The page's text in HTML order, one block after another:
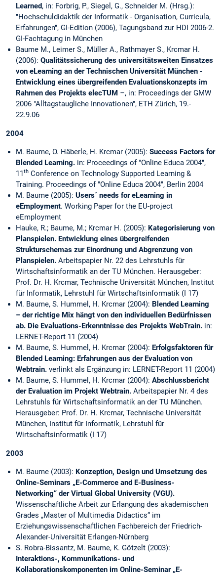
Learned, in: Forbrig, P., Siegel, G., Schneider M. (Hrsg.):
"Hochschuldidaktik der Informatik - Organisation, Curricula,
Erfahrungen", GI-Edition (2006), Tagungsband zur HDI 2006-2.
GI-Fachtagung in München
Baume M., Leimer S., Müller A., Rathmayer S., Krcmar H.
(2006): Qualitätssicherung des universitätsweiten Einsatzes
von eLearning an der Technischen Universität München -
Entwicklung eines übergreifenden Evaluationskonzepts im
Rahmen des Projekts elecTUM –, in: Proceedings der GMW
2006 "Alltagstaugliche Innovationen", ETH Zürich, 19.-
22.9.06
2004
M. Baume, O. Häberle, H. Krcmar (2005): Success Factors for
Blended Learning. in: Proceedings of "Online Educa 2004",
11th Conference on Technology Supported Learning &
Training. Proceedings of "Online Educa 2004", Berlin 2004
M. Baume (2005): Users´ needs for eLearning in
eEmployment. Working Paper for the EU-project
eEmployment
Hauke, R.; Baume, M.; Krcmar H. (2005): Kategorisierung von
Planspielen. Entwicklung eines übergreifenden
Strukturschemas zur Einordnung und Abgrenzung von
Planspielen. Arbeitspapier Nr. 22 des Lehrstuhls für
Wirtschaftsinformatik an der TU München. Herausgeber:
Prof. Dr. H. Krcmar, Technische Universität München, Institut
für Informatik, Lehrstuhl für Wirtschaftsinformatik (I 17)
M. Baume, S. Hummel, H. Krcmar (2004): Blended Learning
– der richtige Mix hängt von den individuellen Bedürfnissen
ab. Die Evaluations-Erkenntnisse des Projekts WebTrain. in:
LERNET-Report 11 (2004)
M. Baume, S. Hummel, H. Krcmar (2004): Erfolgsfaktoren für
Blended Learning: Erfahrungen aus der Evaluation von
Webtrain. verlinkt als Ergänzung in: LERNET-Report 11 (2004)
M. Baume, S. Hummel, H. Krcmar (2004): Abschlussbericht
der Evaluation im Projekt Webtrain. Arbeitspapier Nr. 4 des
Lehrstuhls für Wirtschaftsinformatik an der TU München.
Herausgeber: Prof. Dr. H. Krcmar, Technische Universität
München, Institut für Informatik, Lehrstuhl für
Wirtschaftsinformatik (I 17)
2003
M. Baume (2003): Konzeption, Design und Umsetzung des
Online-Seminars „E-Commerce and E-Business-
Networking“ der Virtual Global University (VGU).
Wissenschaftliche Arbeit zur Erlangung des akademischen
Grades „Master of Multimedia Didactics“ im
Erziehungswissenschaftlichen Fachbereich der Friedrich-
Alexander-Universität Erlangen-Nürnberg
S. Robra-Bissantz, M. Baume, K. Götzelt (2003):
Interaktions-, Kommunikations- und
Kollaborationskomponenten im Online-Seminar „E-